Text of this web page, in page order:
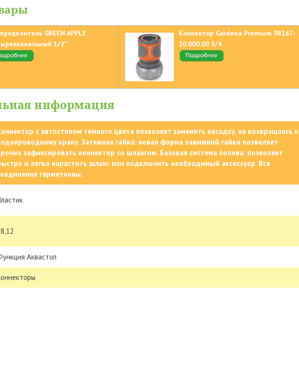
GREEN APPLE
1/2"
Коннектор Gardena Premium 08167-
20.000.00 3/4
информация
с автостопом темного цвета позволяет заменить насадку, не возвращаясь к
крану. Затяжная гайка: новая форма зажимной гайки позволяет
зафиксировать коннектор со шлангом. Базовая система полива: позволяет
и легко нарастить шланг или подключить необходимый аксессуар. Все
герметичны.
Аквастоп